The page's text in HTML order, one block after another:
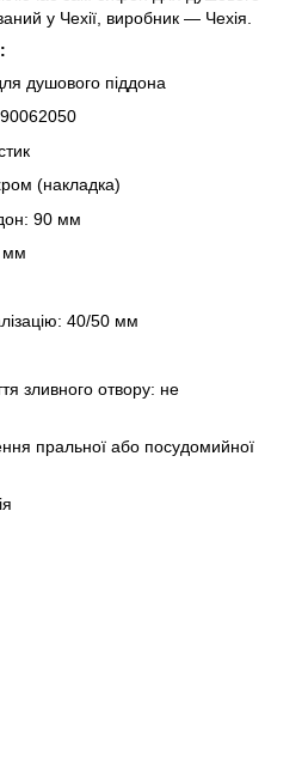
у Чехії, виробник — Чехія.
душового піддона
(накладка)
90 мм
мм
40/50 мм
зливного отвору: не
пральної або посудомийної